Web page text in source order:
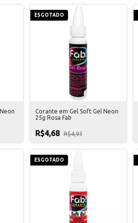
ESGOTADO
Corante em Gel Soft Gel Neon
25g Rosa Fab
R$4,68 R$4,93
ESGOTADO